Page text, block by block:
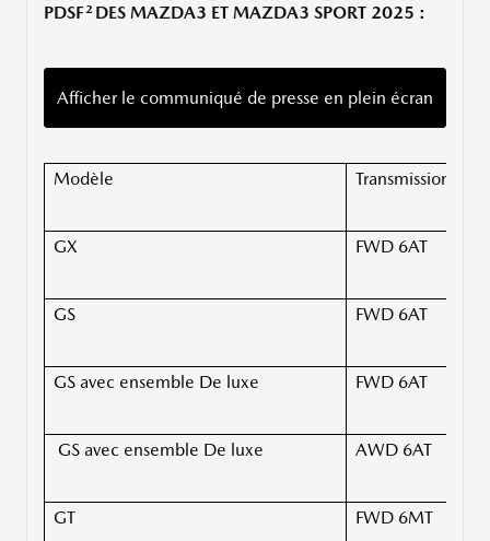
PDSF2DES MAZDA3 ET MAZDA3 SPORT 2025 :
Afficher le communiqué de presse en plein écran
Modèle Transmission
GX FWD 6AT
GS FWD 6AT
GS avec ensemble De luxe FWD 6AT
GS avec ensemble De luxe AWD 6AT
GT FWD 6MT